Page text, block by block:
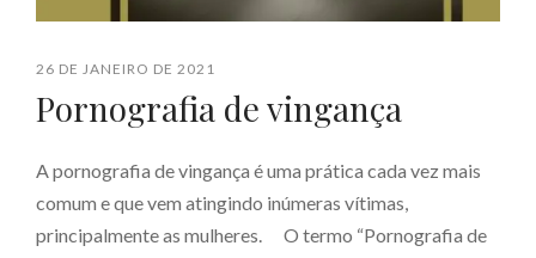
26 DE JANEIRO DE 2021
Pornografia de vingança
A pornografia de vingança é uma prática cada vez mais
comum e que vem atingindo inúmeras vítimas,
principalmente as mulheres. ⠀ O termo “Pornografia de